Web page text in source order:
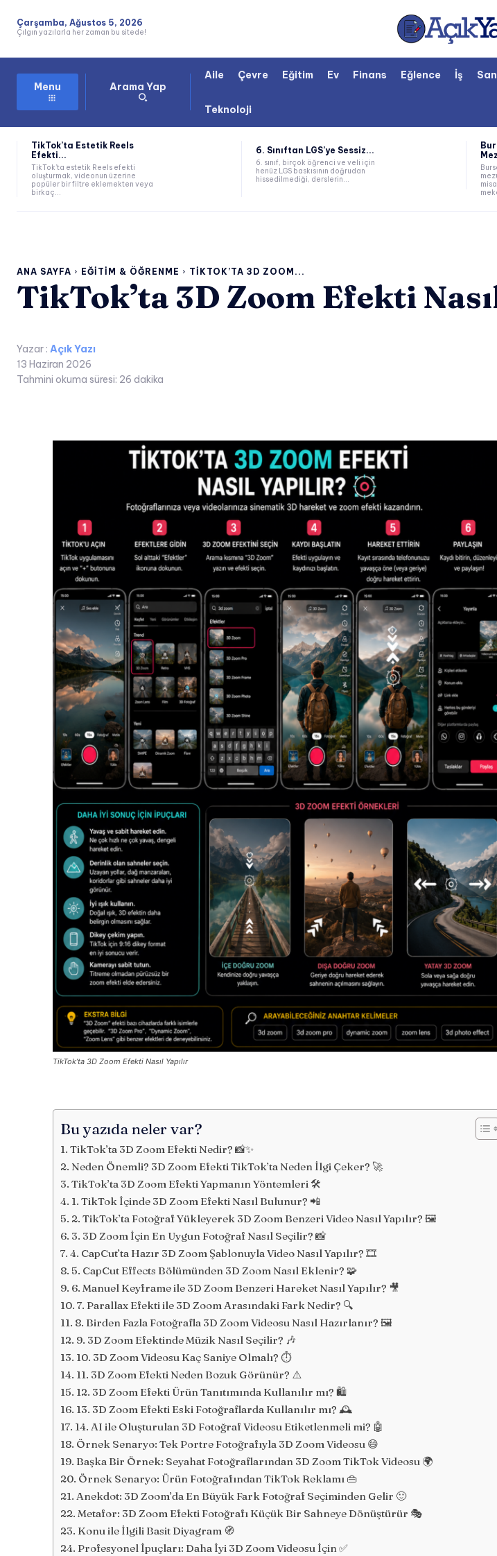
Çarşamba, Ağustos 5, 2026
Çılgın yazılarla her zaman bu sitede!
Menu Arama Yap
Aile Çevre Eğitim Ev Finans Eğlence İş
Teknoloji
TikTok’ta Estetik Reels
Efekti...
TikTok’ta estetik Reels efekti
oluşturmak, videonun üzerine
popüler bir filtre eklemekten veya
birkaç...
6. Sınıftan LGS’ye Sessiz...
6. sınıf, birçok öğrenci ve veli için
henüz LGS baskısının doğrudan
hissedilmediği, derslerin...
ANA SAYFA EĞITIM & ÖĞRENME TIKTOK’TA 3D ZOOM...
TikTok’ta 3D Zoom Efekti
Yazar : Açık Yazı
13 Haziran 2026
Tahmini okuma süresi: 26 dakika
TikTok’ta 3D Zoom Efekti Nasıl Yapılır
Bu yazıda neler var?
TikTok’ta 3D Zoom Efekti Nedir? 📸✨
Neden Önemli? 3D Zoom Efekti TikTok’ta Neden İlgi Çeker? 🚀
TikTok’ta 3D Zoom Efekti Yapmanın Yöntemleri 🛠️
1. TikTok İçinde 3D Zoom Efekti Nasıl Bulunur? 📲
2. TikTok’ta Fotoğraf Yükleyerek 3D Zoom Benzeri Video Nasıl Yapılır? 🖼️
3. 3D Zoom İçin En Uygun Fotoğraf Nasıl Seçilir? 📸
4. CapCut’ta Hazır 3D Zoom Şablonuyla Video Nasıl Yapılır? 🎞️
5. CapCut Effects Bölümünden 3D Zoom Nasıl Eklenir? 🧩
6. Manuel Keyframe ile 3D Zoom Benzeri Hareket Nasıl Yapılır? 🎥
7. Parallax Efekti ile 3D Zoom Arasındaki Fark Nedir? 🔍
8. Birden Fazla Fotoğrafla 3D Zoom Videosu Nasıl Hazırlanır? 🖼️
9. 3D Zoom Efektinde Müzik Nasıl Seçilir? 🎶
10. 3D Zoom Videosu Kaç Saniye Olmalı? ⏱️
11. 3D Zoom Efekti Neden Bozuk Görünür? ⚠️
12. 3D Zoom Efekti Ürün Tanıtımında Kullanılır mı? 🛍️
13. 3D Zoom Efekti Eski Fotoğraflarda Kullanılır mı? 🕰️
14. AI ile Oluşturulan 3D Fotoğraf Videosu Etiketlenmeli mi? 🤖
Örnek Senaryo: Tek Portre Fotoğrafıyla 3D Zoom Videosu 😄
Başka Bir Örnek: Seyahat Fotoğraflarından 3D Zoom TikTok Videosu 🌍
Örnek Senaryo: Ürün Fotoğrafından TikTok Reklamı 👜
Anekdot: 3D Zoom’da En Büyük Fark Fotoğraf Seçiminden Gelir 🙂
Metafor: 3D Zoom Efekti Fotoğrafı Küçük Bir Sahneye Dönüştürür 🎭
Konu ile İlgili Basit Diyagram 🧭
Profesyonel İpuçları: Daha İyi 3D Zoom Videosu İçin ✅